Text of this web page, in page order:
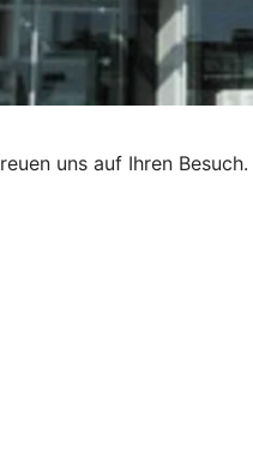
uns auf Ihren Besuch.